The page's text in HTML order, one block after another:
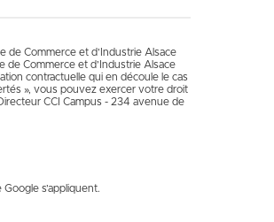
de Commerce et d’Industrie Alsace
de Commerce et d’Industrie Alsace
contractuelle qui en découle le cas
», vous pouvez exercer votre droit
CCI Campus - 234 avenue de
Google s’appliquent.